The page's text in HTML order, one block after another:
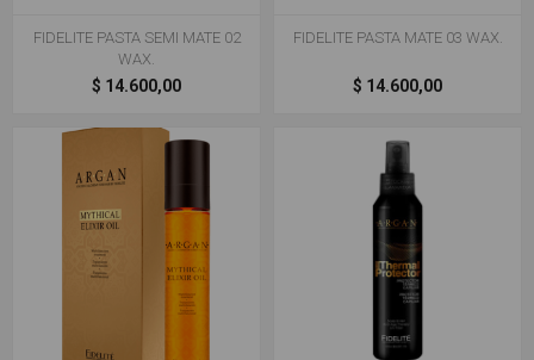
FIDELITE PASTA SEMI MATE 02
WAX.
$ 14.600,00
FIDELITE PASTA MATE 03 WAX.
$ 14.600,00